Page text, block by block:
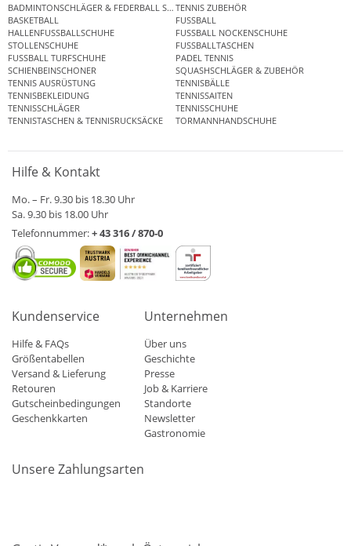
BADMINTONSCHLÄGER & FEDERBALL SETSTENNIS ZUBEHÖR
BASKETBALL
FUSSBALL
HALLENFUSSBALLSCHUHE
FUSSBALL NOCKENSCHUHE
STOLLENSCHUHE
FUSSBALLTASCHEN
FUSSBALL TURFSCHUHE
PADEL TENNIS
SCHIENBEINSCHONER
SQUASHSCHLÄGER & ZUBEHÖR
TENNIS AUSRÜSTUNG
TENNISBÄLLE
TENNISBEKLEIDUNG
TENNISSAITEN
TENNISSCHLÄGER
TENNISSCHUHE
TENNISTASCHEN & TENNISRUCKSÄCKE
TORMANNHANDSCHUHE
Hilfe & Kontakt
Mo. – Fr. 9.30 bis 18.30 Uhr
Sa. 9.30 bis 18.00 Uhr
Telefonnummer:+ 43 316 / 870-0
Kundenservice
Hilfe & FAQs
Größentabellen
Versand & Lieferung
Retouren
Gutscheinbedingungen
Geschenkkarten
Unternehmen
Über uns
Geschichte
Presse
Job & Karriere
Standorte
Newsletter
Gastronomie
Unsere Zahlungsarten